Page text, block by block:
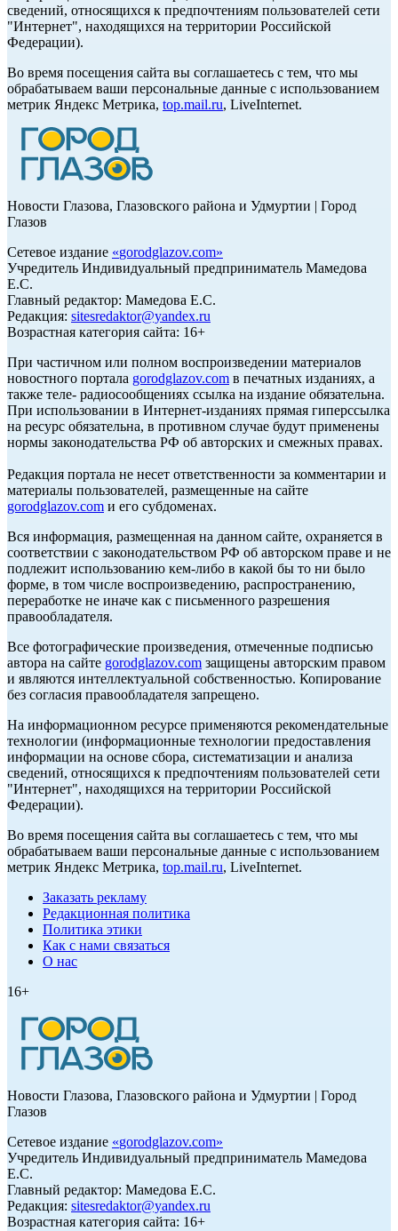
сведений, относящихся к предпочтениям пользователей сети
"Интернет", находящихся на территории Российской
Федерации).
Во время посещения сайта вы соглашаетесь с тем, что мы
обрабатываем ваши персональные данные с использованием
метрик Яндекс Метрика, top.mail.ru, LiveInternet.
Новости Глазова, Глазовского района и Удмуртии | Город
Глазов
Сетевое издание «gorodglazov.com»
Учредитель Индивидуальный предприниматель Мамедова
Е.С.
Главный редактор: Мамедова Е.С.
Редакция: sitesredaktor@yandex.ru
Возрастная категория сайта: 16+
При частичном или полном воспроизведении материалов
новостного портала gorodglazov.com в печатных изданиях, а
также теле- радиосообщениях ссылка на издание обязательна.
При использовании в Интернет-изданиях прямая гиперссылка
на ресурс обязательна, в противном случае будут применены
нормы законодательства РФ об авторских и смежных правах.
Редакция портала не несет ответственности за комментарии и
материалы пользователей, размещенные на сайте
gorodglazov.com и его субдоменах.
Вся информация, размещенная на данном сайте, охраняется в
соответствии с законодательством РФ об авторском праве и не
подлежит использованию кем-либо в какой бы то ни было
форме, в том числе воспроизведению, распространению,
переработке не иначе как с письменного разрешения
правообладателя.
Все фотографические произведения, отмеченные подписью
автора на сайте gorodglazov.com защищены авторским правом
и являются интеллектуальной собственностью. Копирование
без согласия правообладателя запрещено.
На информационном ресурсе применяются рекомендательные
технологии (информационные технологии предоставления
информации на основе сбора, систематизации и анализа
сведений, относящихся к предпочтениям пользователей сети
"Интернет", находящихся на территории Российской
Федерации).
Во время посещения сайта вы соглашаетесь с тем, что мы
обрабатываем ваши персональные данные с использованием
метрик Яндекс Метрика, top.mail.ru, LiveInternet.
Заказать рекламу
Редакционная политика
Политика этики
Как с нами связаться
О нас
16+
Новости Глазова, Глазовского района и Удмуртии | Город
Глазов
Сетевое издание «gorodglazov.com»
Учредитель Индивидуальный предприниматель Мамедова
Е.С.
Главный редактор: Мамедова Е.С.
Редакция: sitesredaktor@yandex.ru
Возрастная категория сайта: 16+